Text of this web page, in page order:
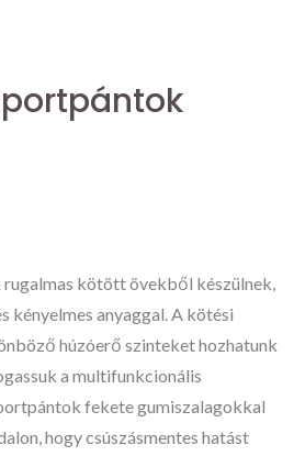
kötött övekből készülnek,
kényelmes anyaggal. A kötési
húzóerő szinteket hozhatunk
a multifunkcionális
fekete gumiszalagokkal
hogy csúszásmentes hatást